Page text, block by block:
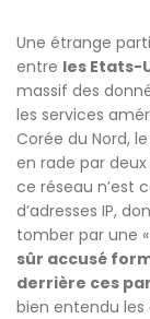
Une étrange
entre les Etats-
massif des
les services
Corée du Nord,
en rade par
ce réseau n’est
d’adresses IP,
tomber par une
sûr accusé
derrière ces
bien entendu